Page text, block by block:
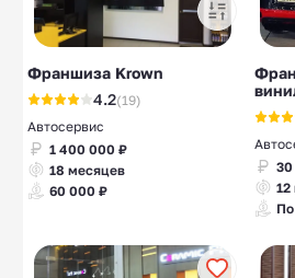
Франшиза Krown
4.2(19)
Автосервис
1 400 000 ₽
18 месяцев
60 000 ₽
12